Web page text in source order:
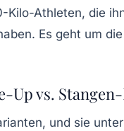
Kilo-Athleten, die
Es geht um
Up vs.
und sie